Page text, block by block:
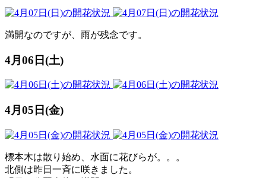
満開なのですが、雨が残念です。
4月06日(土)
4月05日(金)
標本木は散り始め、水面に花びらが。。。
北側は昨日一斉に咲きました。